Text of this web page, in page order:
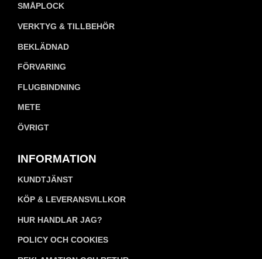
SMÅPLOCK
VERKTYG & TILLBEHÖR
BEKLÄDNAD
FÖRVARING
FLUGBINDNING
METE
ÖVRIGT
INFORMATION
KUNDTJÄNST
KÖP & LEVERANSVILLKOR
HUR HANDLAR JAG?
POLICY OCH COOKIES